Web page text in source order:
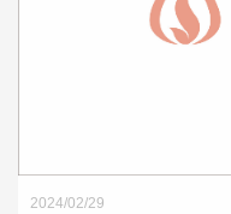
2024/02/29